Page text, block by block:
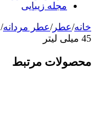
مجله زیبایی
خانه/عطر/عطر مردانه/
45 میلی لیتر
محصولات مرتبط